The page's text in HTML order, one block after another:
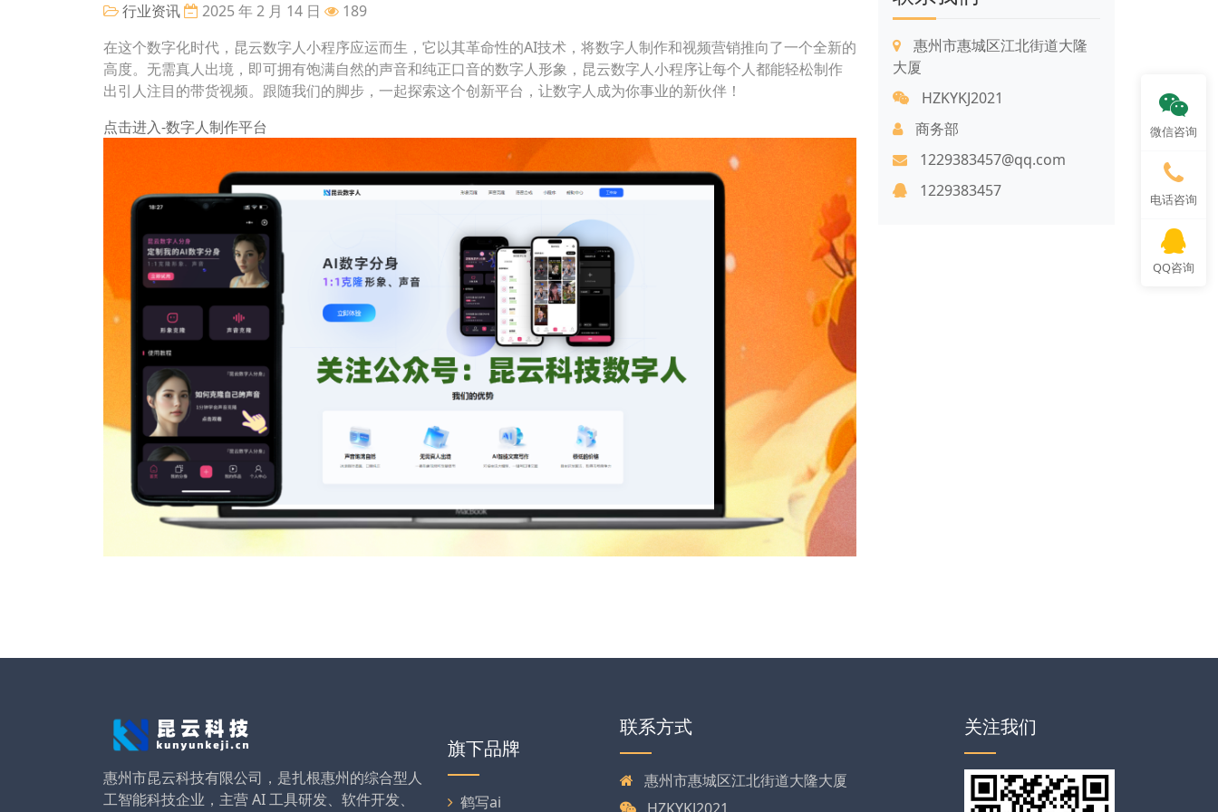
行业资讯 2025 年 2 月 14 日
189
在这个数字化时代，昆云数字人小程序应运而生，它以其革命性的AI技术，将数字人制作和视频营销推向了一个全新的
高度。无需真人出境，即可拥有饱满自然的声音和纯正口音的数字人形象，昆云数字人小程序让每个人都能轻松制作
出引人注目的带货视频。跟随我们的脚步，一起探索这个创新平台，让数字人成为你事业的新伙伴！
点击进入-数字人制作平台
惠州市惠城区江北街道大隆
大厦
HZKYKJ2021
商务部
1229383457@qq.com
1229383457
惠州市昆云科技有限公司，是扎根惠州的综合型人
工智能科技企业，主营 AI 工具研发、软件开发、
旗下品牌
鹤写ai
联系方式
惠州市惠城区江北街道大隆大厦
关注我们
微信咨询
电话咨询
QQ咨询